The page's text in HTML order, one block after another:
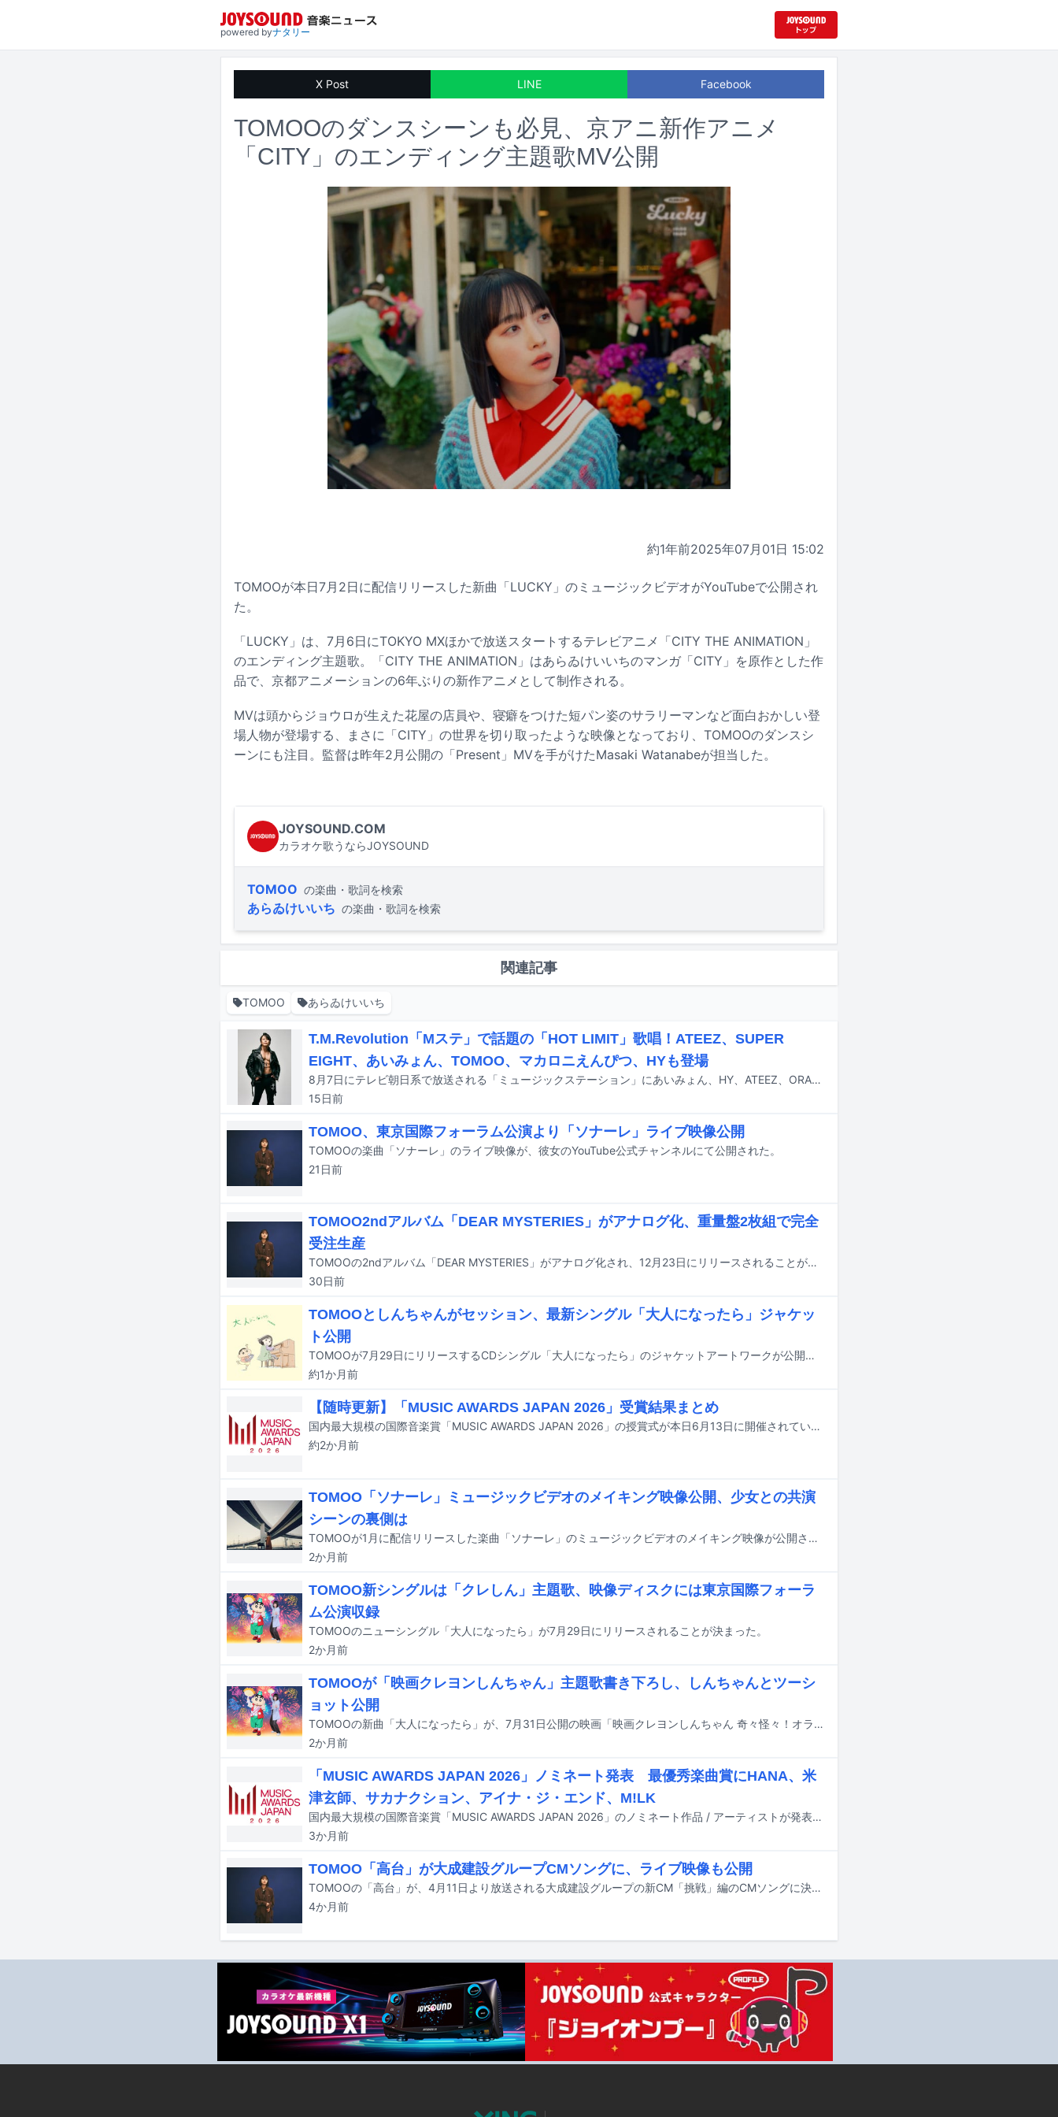
powered byナタリー
X Post LINE Facebook
TOMOOのダンスシーンも必見、京アニ新作アニメ
「CITY」のエンディング主題歌MV公開
約1年前2025年07月01日 15:02
TOMOOが本日7月2日に配信リリースした新曲「LUCKY」のミュージックビデオがYouTubeで公開され
た。
「LUCKY」は、7月6日にTOKYO MXほかで放送スタートするテレビアニメ「CITY THE ANIMATION」
のエンディング主題歌。「CITY THE ANIMATION」はあらゐけいいちのマンガ「CITY」を原作とした作
品で、京都アニメーションの6年ぶりの新作アニメとして制作される。
MVは頭からジョウロが生えた花屋の店員や、寝癖をつけた短パン姿のサラリーマンなど面白おかしい登
場人物が登場する、まさに「CITY」の世界を切り取ったような映像となっており、TOMOOのダンスシ
ーンにも注目。監督は昨年2月公開の「Present」MVを手がけたMasaki Watanabeが担当した。
JOYSOUND.COM
カラオケ歌うならJOYSOUND
TOMOO の楽曲・歌詞を検索
あらゐけいいち の楽曲・歌詞を検索
関連記事
TOMOO あらゐけいいち
T.M.Revolution「Mステ」で話題の「HOT LIMIT」歌唱！ATEEZ、SUPER
EIGHT、あいみょん、TOMOO、マカロニえんぴつ、HYも登場
8月7日にテレビ朝日系で放送される「ミュージックステーション」にあいみょん、HY、ATEEZ、ORANGE RANGE、SUPER EIGHT、T.M.Revolution、TOMOO、マカロニえんぴつが出演する。
15日前
TOMOO、東京国際フォーラム公演より「ソナーレ」ライブ映像公開
TOMOOの楽曲「ソナーレ」のライブ映像が、彼女のYouTube公式チャンネルにて公開された。
21日前
TOMOO2ndアルバム「DEAR MYSTERIES」がアナログ化、重量盤2枚組で完全
受注生産
TOMOOの2ndアルバム「DEAR MYSTERIES」がアナログ化され、12月23日にリリースされることが決定した。
30日前
TOMOOとしんちゃんがセッション、最新シングル「大人になったら」ジャケッ
ト公開
TOMOOが7月29日にリリースするCDシングル「大人になったら」のジャケットアートワークが公開された。
約1か月前
【随時更新】「MUSIC AWARDS JAPAN 2026」受賞結果まとめ
国内最大規模の国際音楽賞「MUSIC AWARDS JAPAN 2026」の授賞式が本日6月13日に開催されている。この記事では各部門の受賞結果を発表していく。以下リストの★印が受賞者・受賞作品となる。
約2か月前
TOMOO「ソナーレ」ミュージックビデオのメイキング映像公開、少女との共演
シーンの裏側は
TOMOOが1月に配信リリースした楽曲「ソナーレ」のミュージックビデオのメイキング映像が公開された。
2か月前
TOMOO新シングルは「クレしん」主題歌、映像ディスクには東京国際フォーラ
ム公演収録
TOMOOのニューシングル「大人になったら」が7月29日にリリースされることが決まった。
2か月前
TOMOOが「映画クレヨンしんちゃん」主題歌書き下ろし、しんちゃんとツーシ
ョット公開
TOMOOの新曲「大人になったら」が、7月31日公開の映画「映画クレヨンしんちゃん 奇々怪々！オラの妖怪バケ～ション」の主題歌に決定した。
2か月前
「MUSIC AWARDS JAPAN 2026」ノミネート発表 最優秀楽曲賞にHANA、米
津玄師、サカナクション、アイナ・ジ・エンド、M!LK
国内最大規模の国際音楽賞「MUSIC AWARDS JAPAN 2026」のノミネート作品 / アーティストが発表された。
3か月前
TOMOO「高台」が大成建設グループCMソングに、ライブ映像も公開
TOMOOの「高台」が、4月11日より放送される大成建設グループの新CM「挑戦」編のCMソングに決定した。
4か月前